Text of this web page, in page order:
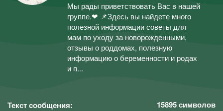
Мы рады приветствовать Вас в нашей
группе.❤ 📌Здесь вы найдете много
полезной информации советы для
мам по уходу за новорожденными,
отзывы о роддомах, полезную
информацию о беременности и родах
и п...
Текст сообщения: 15895символов